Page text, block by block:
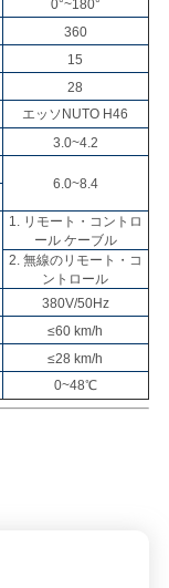
0°~180°
360
15
28
エッソNUTO H46
3.0~4.2
6.0~8.4
1. リモート・コントロ
ール ケーブル
2. 無線のリモート・コ
ントロール
380V/50Hz
≤60 km/h
≤28 km/h
0~48℃